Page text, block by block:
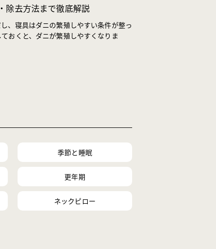
除去方法まで徹底解説
、寝具はダニの繁殖しやすい条件が整っ
おくと、ダニが繁殖しやすくなりま
季節と睡眠
更年期
ネックピロー